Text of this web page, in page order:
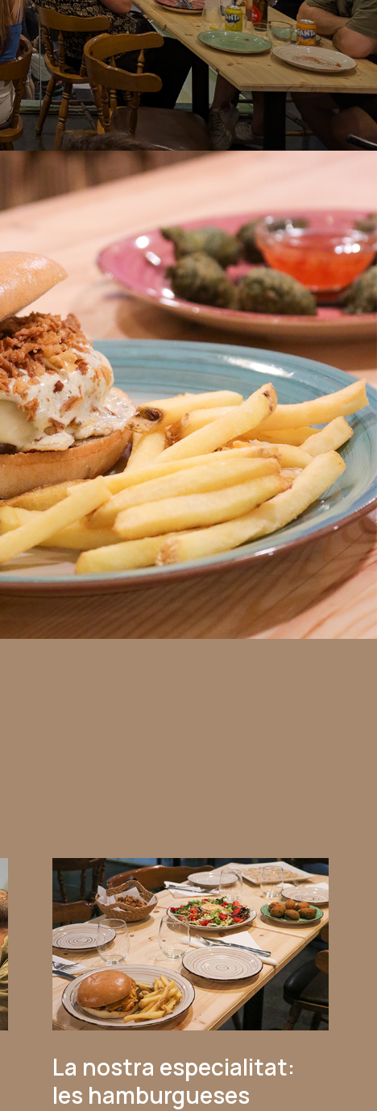
La nostra especialitat:
les hamburgueses